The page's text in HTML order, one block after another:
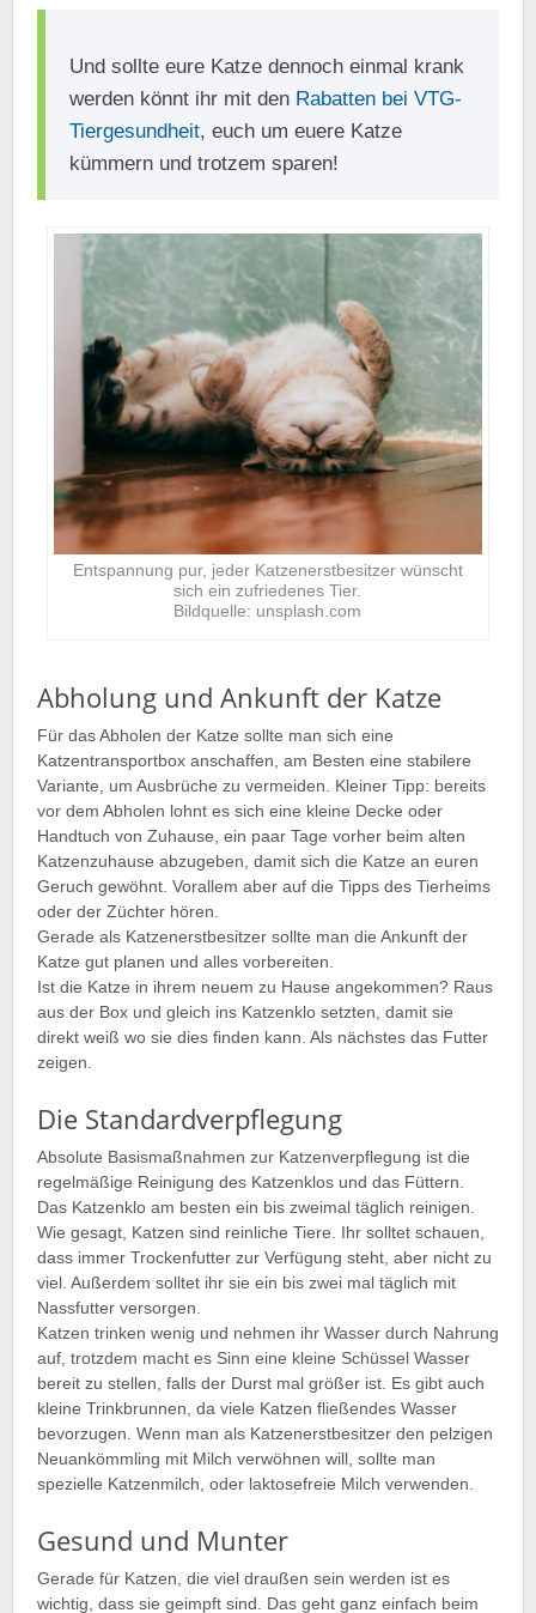
Und sollte eure Katze dennoch einmal krank
werden könnt ihr mit den Rabatten bei VTG-
Tiergesundheit, euch um euere Katze
kümmern und trotzem sparen!
Entspannung pur, jeder Katzenerstbesitzer wünscht
sich ein zufriedenes Tier.
Bildquelle: unsplash.com
Abholung und Ankunft der Katze
Für das Abholen der Katze sollte man sich eine
Katzentransportbox anschaffen, am Besten eine stabilere
Variante, um Ausbrüche zu vermeiden. Kleiner Tipp: bereits
vor dem Abholen lohnt es sich eine kleine Decke oder
Handtuch von Zuhause, ein paar Tage vorher beim alten
Katzenzuhause abzugeben, damit sich die Katze an euren
Geruch gewöhnt. Vorallem aber auf die Tipps des Tierheims
oder der Züchter hören.
Gerade als Katzenerstbesitzer sollte man die Ankunft der
Katze gut planen und alles vorbereiten.
Ist die Katze in ihrem neuem zu Hause angekommen? Raus
aus der Box und gleich ins Katzenklo setzten, damit sie
direkt weiß wo sie dies finden kann. Als nächstes das Futter
zeigen.
Die Standardverpflegung
Absolute Basismaßnahmen zur Katzenverpflegung ist die
regelmäßige Reinigung des Katzenklos und das Füttern.
Das Katzenklo am besten ein bis zweimal täglich reinigen.
Wie gesagt, Katzen sind reinliche Tiere. Ihr solltet schauen,
dass immer Trockenfutter zur Verfügung steht, aber nicht zu
viel. Außerdem solltet ihr sie ein bis zwei mal täglich mit
Nassfutter versorgen.
Katzen trinken wenig und nehmen ihr Wasser durch Nahrung
auf, trotzdem macht es Sinn eine kleine Schüssel Wasser
bereit zu stellen, falls der Durst mal größer ist. Es gibt auch
kleine Trinkbrunnen, da viele Katzen fließendes Wasser
bevorzugen. Wenn man als Katzenerstbesitzer den pelzigen
Neuankömmling mit Milch verwöhnen will, sollte man
spezielle Katzenmilch, oder laktosefreie Milch verwenden.
Gesund und Munter
Gerade für Katzen, die viel draußen sein werden ist es
wichtig, dass sie geimpft sind. Das geht ganz einfach beim